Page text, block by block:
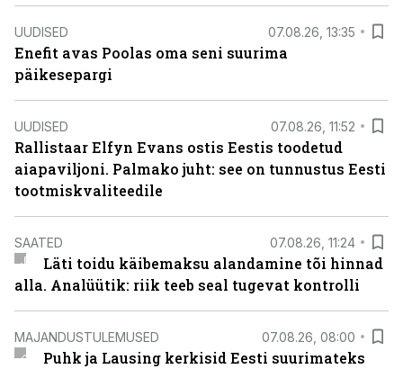
UUDISED 07.08.26, 13:35
Enefit avas Poolas oma seni suurima
päikesepargi
UUDISED 07.08.26, 11:52
Rallistaar Elfyn Evans ostis Eestis toodetud
aiapaviljoni. Palmako juht: see on tunnustus Eesti
tootmiskvaliteedile
SAATED 07.08.26, 11:24
Läti toidu käibemaksu alandamine tõi hinnad
alla. Analüütik: riik teeb seal tugevat kontrolli
MAJANDUSTULEMUSED 07.08.26, 08:00
Puhk ja Lausing kerkisid Eesti suurimateks